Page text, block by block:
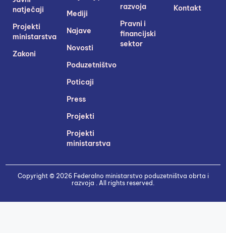
Kontakt
razvoja
Pravni i
financijski
sektor
Mediji
Najave
Novosti
Poduzetništvo
Poticaji
Press
Projekti
Projekti
ministarstva
natječaji
Projekti
ministarstva
Zakoni
Copyright © 2026 Federalno ministarstvo poduzetništva obrta i
razvoja . All rights reserved.